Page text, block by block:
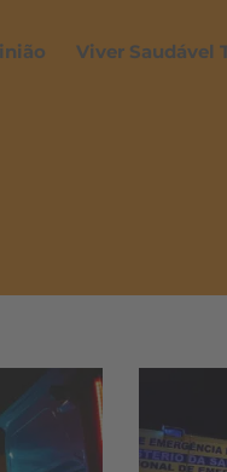
Viver Saudável